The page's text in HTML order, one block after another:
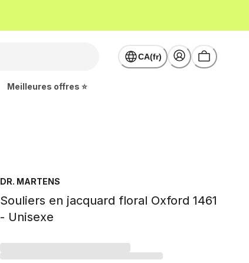
CA(fr)
Meilleures offres ⭐
DR. MARTENS
Souliers en jacquard floral Oxford 1461
- Unisexe